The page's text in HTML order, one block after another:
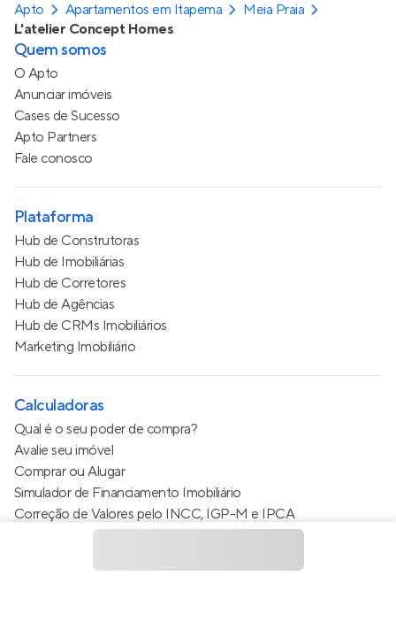
Apto Apartamentos em Itapema
Meia Praia
L'atelier Concept Homes
Quem somos
O Apto
Anunciar imóveis
Cases de Sucesso
Apto Partners
Fale conosco
Plataforma
Hub de Construtoras
Hub de Imobiliárias
Hub de Corretores
Hub de Agências
Hub de CRMs Imobiliários
Marketing Imobiliário
Calculadoras
Qual é o seu poder de compra?
Avalie seu imóvel
Comprar ou Alugar
Simulador de Financiamento Imobiliário
Correção de Valores pelo INCC, IGP-M e IPCA
Estimativa de valor do condomínio